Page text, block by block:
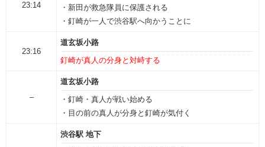
23:14
・新田が救急隊員に保護される
・釘崎が一人で渋谷駅へ向かうことに
23:16
道玄坂小路
釘崎が真人の分身と対峙する
–
道玄坂小路
・釘崎・真人が戦い始める
・目の前の真人が分身と釘崎が気付く
渋谷駅 地下